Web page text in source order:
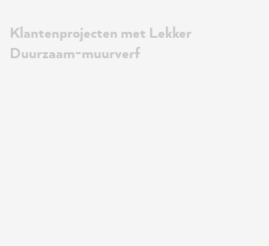
Klantenprojecten met Lekker
Duurzaam-muurverf